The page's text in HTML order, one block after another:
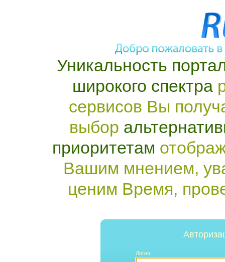
Уникальность
широкого спектра
сервисов Вы
выбор
приоритетам
Вашим мнением,
ценим Время,
Логин: